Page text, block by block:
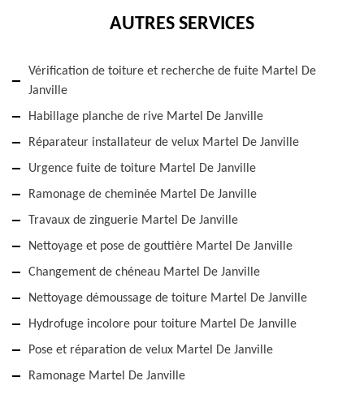
AUTRES SERVICES
Vérification de toiture et recherche de fuite Martel De
Janville
Habillage planche de rive Martel De Janville
Réparateur installateur de velux Martel De Janville
Urgence fuite de toiture Martel De Janville
Ramonage de cheminée Martel De Janville
Travaux de zinguerie Martel De Janville
Nettoyage et pose de gouttière Martel De Janville
Changement de chéneau Martel De Janville
Nettoyage démoussage de toiture Martel De Janville
Hydrofuge incolore pour toiture Martel De Janville
Pose et réparation de velux Martel De Janville
Ramonage Martel De Janville